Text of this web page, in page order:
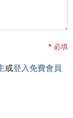
* 必填
或登入免費會員